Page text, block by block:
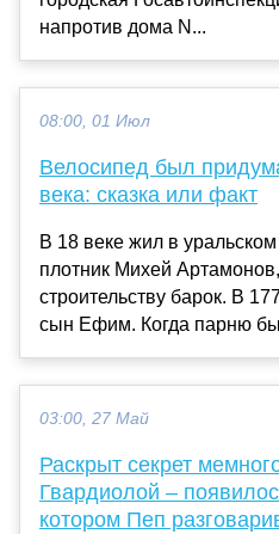
напротив дома N...
08:00, 01 Июл
Велосипед был
века: сказка или факт
В 18 веке жил в
плотник Михей
строительству барок. В
сын Ефим. Когда парню
03:00, 27 Май
Раскрыт секрет
Гвардиолой –
котором Пеп